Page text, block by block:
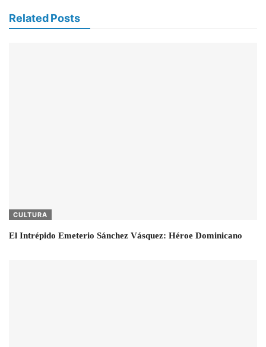
Related Posts
CULTURA
El Intrépido Emeterio Sánchez Vásquez: Héroe Dominicano